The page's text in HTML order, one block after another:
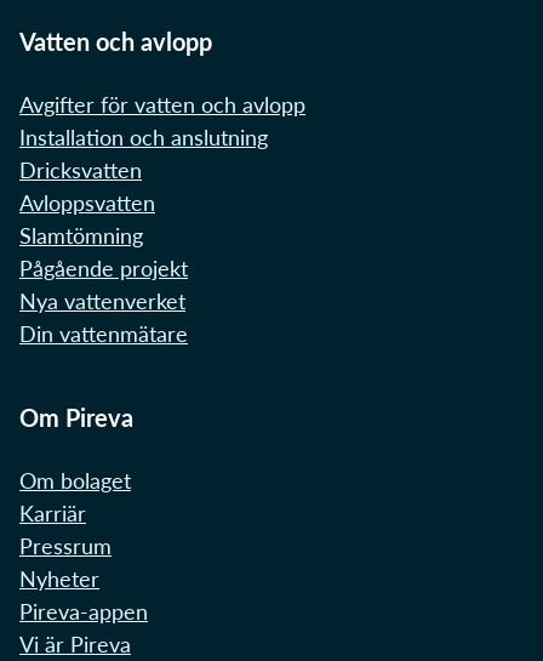
Vatten och avlopp
Avgifter för vatten och avlopp
Installation och anslutning
Dricksvatten
Avloppsvatten
Slamtömning
Pågående projekt
Nya vattenverket
Din vattenmätare
Om Pireva
Om bolaget
Karriär
Pressrum
Nyheter
Pireva-appen
Vi är Pireva